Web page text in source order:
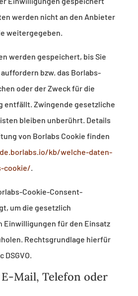
werden nicht an den Anbieter
weitergegeben.
werden gespeichert, bis Sie
bzw. das Borlabs-
oder der Zweck für die
entfällt. Zwingende gesetzliche
bleiben unberührt. Details
von Borlabs Cookie finden
kb/welche-daten-
cookie/.
Cookie-Consent-
um die gesetzlich
Einwilligungen für den Einsatz
Rechtsgrundlage hierfür
DSGVO.
Mail, Telefon oder